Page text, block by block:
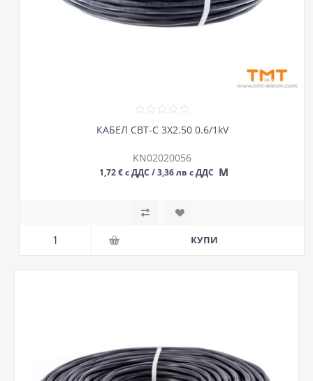
КАБЕЛ СВТ-С 3Х2.50 0.6/1kV
KN02020056
1,72 € с ДДС / 3,36 лв с ДДС М